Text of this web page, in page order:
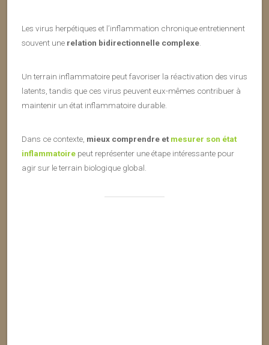
Les virus herpétiques et l’inflammation chronique entretiennent
souvent une relation bidirectionnelle complexe
Un terrain inflammatoire peut favoriser la réactivation des virus
latents, tandis que ces virus peuvent eux-mêmes contribuer à
maintenir un état inflammatoire durable.
Dans ce contexte, mieux comprendre et mesurer son état
inflammatoire peut représenter une étape intéressante pour
agir sur le terrain biologique global.